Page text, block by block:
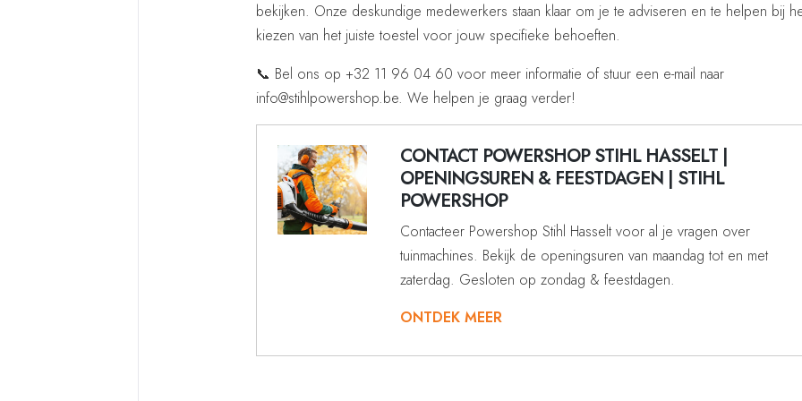
bekijken. Onze deskundige medewerkers staan klaar om je te adviseren en te helpen bij
kiezen van het juiste toestel voor jouw specifieke behoeften.
📞 Bel ons op +32 11 96 04 60 voor meer informatie of stuur een e-mail naar
info@stihlpowershop.be. We helpen je graag verder!
CONTACT POWERSHOP STIHL HASSELT |
OPENINGSUREN & FEESTDAGEN | STIHL
POWERSHOP
Contacteer Powershop Stihl Hasselt voor al je vragen over
tuinmachines. Bekijk de openingsuren van maandag tot en met
zaterdag. Gesloten op zondag & feestdagen.
ONTDEK MEER